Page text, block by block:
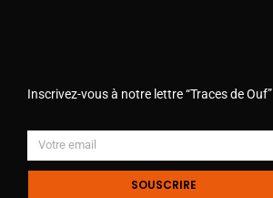
Inscrivez-vous à notre lettre “Traces de Ouf”
SOUSCRIRE